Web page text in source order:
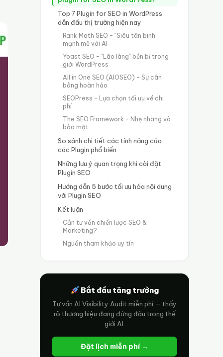
Top 7 Plugin for SEO in WordPress
dẫn đầu thị trường hiện nay
Rank Math SEO – “Siêu tân binh”
mạnh mẽ với AI
Yoast SEO – “Lão làng” bền bỉ trong
giới WordPress
All in One SEO (AIOSEO) – Sự cân
bằng hoàn hảo
SEOPress – Lựa chọn tối ưu về chi
phí
The SEO Framework – Nhẹ nhàng và
bảo mật
So sánh chi tiết các tính năng của
các Plugin phổ biến
Những lưu ý quan trọng khi cài đặt
Plugin SEO
Hướng dẫn 5 bước tối ưu hóa nội dung
với Plugin SEO
Kết luận
Cần tư vấn chiến lược SEO &
Marketing?
Nguồn tham khảo uy tín
Bắt đầu tăng trưởng
Tư vấn AI Visibility Audit miễn phí — thấy
rõ thương hiệu đang đứng đâu trong thế
giới AI.
Đặt lịch miễn phí →